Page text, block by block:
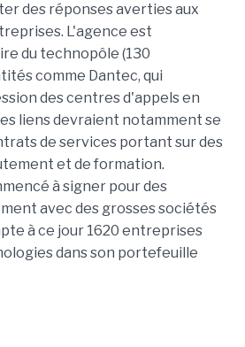
des réponses averties aux
L'agence est
du technopôle (130
comme Dantec, qui
des centres d'appels en
liens devraient notamment se
de services portant sur des
et de formation.
à signer pour des
avec des grosses sociétés
à ce jour 1620 entreprises
dans son portefeuille